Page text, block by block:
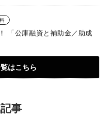
「公庫融資と補助金／助成
はこちら
事